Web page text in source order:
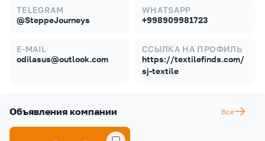
TELEGRAM
@SteppeJourneys
WHATSAPP
+998909981723
E-MAIL
odilasus@outlook.com
ССЫЛКА НА ПРОФИЛЬ
https://textilefinds.com/
sj-textile
Объявления компании Все